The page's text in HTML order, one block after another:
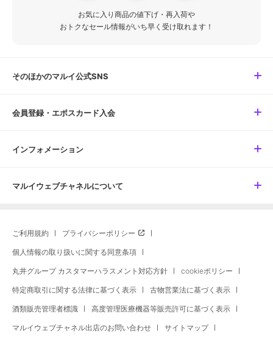
お気に入り商品の値下げ・再入荷や
おトクなセール情報がいち早く受け取れます！
そのほかのマルイ公式SNS
会員登録・エポスカード入会
インフォメーション
マルイウェブチャネルについて
ご利用規約 プライバシーポリシー
個人情報の取り扱いに関する同意条項
丸井グループ カスタマーハラスメント対応方針 cookieポリシー
特定商取引に関する法律に基づく表示 古物営業法に基づく表示
酒類販売管理者標識 高度管理医療機器等販売許可に基づく表示
マルイウェブチャネル出店のお問い合わせ サイトマップ